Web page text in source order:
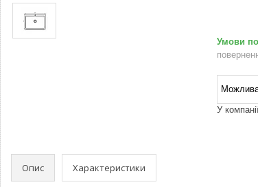
У
Опис Характеристики